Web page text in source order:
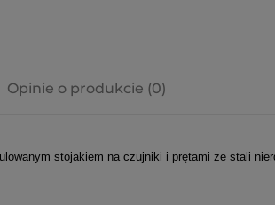
płatności
Opinie o produkcie (0)
stojakiem na czujniki i prętami ze stali